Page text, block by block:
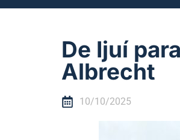
De Ijuí
Albrecht
10/10/2025